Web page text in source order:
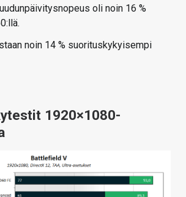
oli noin 16 %
noin 14 % suorituskykyisempi
1920×1080-